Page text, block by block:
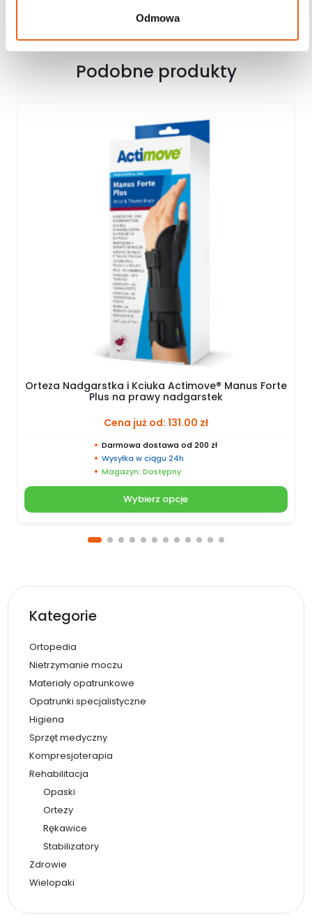
Odmowa
Podobne produkty
Orteza Nadgarstka i Kciuka Actimove® Manus Forte
Plus na prawy nadgarstek
Cena już od: 131.00 zł
Darmowa dostawa od 200 zł
Wysyłka w ciągu 24h
Magazyn: Dostępny
Wybierz opcje
Kategorie
Ortopedia
Nietrzymanie moczu
Materiały opatrunkowe
Opatrunki specjalistyczne
Higiena
Sprzęt medyczny
Kompresjoterapia
Rehabilitacja
Opaski
Ortezy
Rękawice
Stabilizatory
Zdrowie
Wielopaki